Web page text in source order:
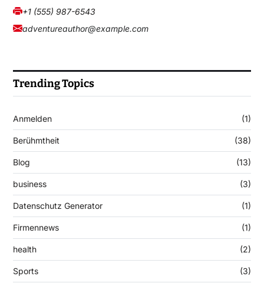
+1 (555) 987-6543
adventureauthor@example.com
Trending Topics
Anmelden (1)
Berühmtheit (38)
Blog (13)
business (3)
Datenschutz Generator (1)
Firmennews (1)
health (2)
Sports (3)